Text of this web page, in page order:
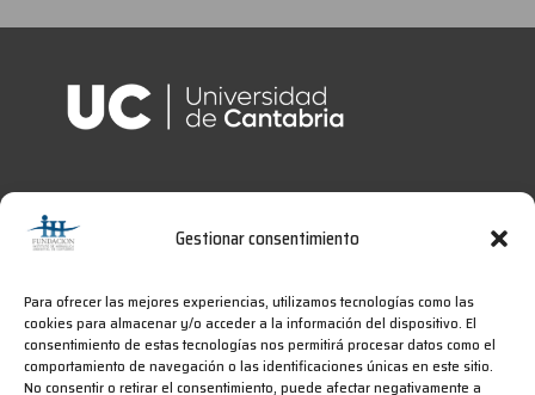
Gestionar consentimiento
Para ofrecer las mejores experiencias, utilizamos tecnologías como las
cookies para almacenar y/o acceder a la información del dispositivo. El
consentimiento de estas tecnologías nos permitirá procesar datos como el
comportamiento de navegación o las identificaciones únicas en este sitio.
No consentir o retirar el consentimiento, puede afectar negativamente a